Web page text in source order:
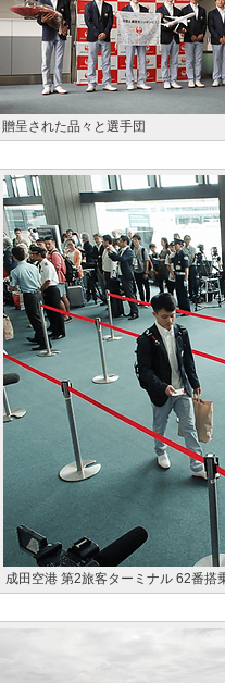
贈呈された品々と選手団
成田空港 第2旅客ターミナル 62番搭